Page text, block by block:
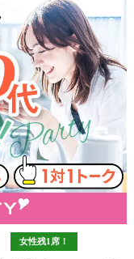
女性残1席！